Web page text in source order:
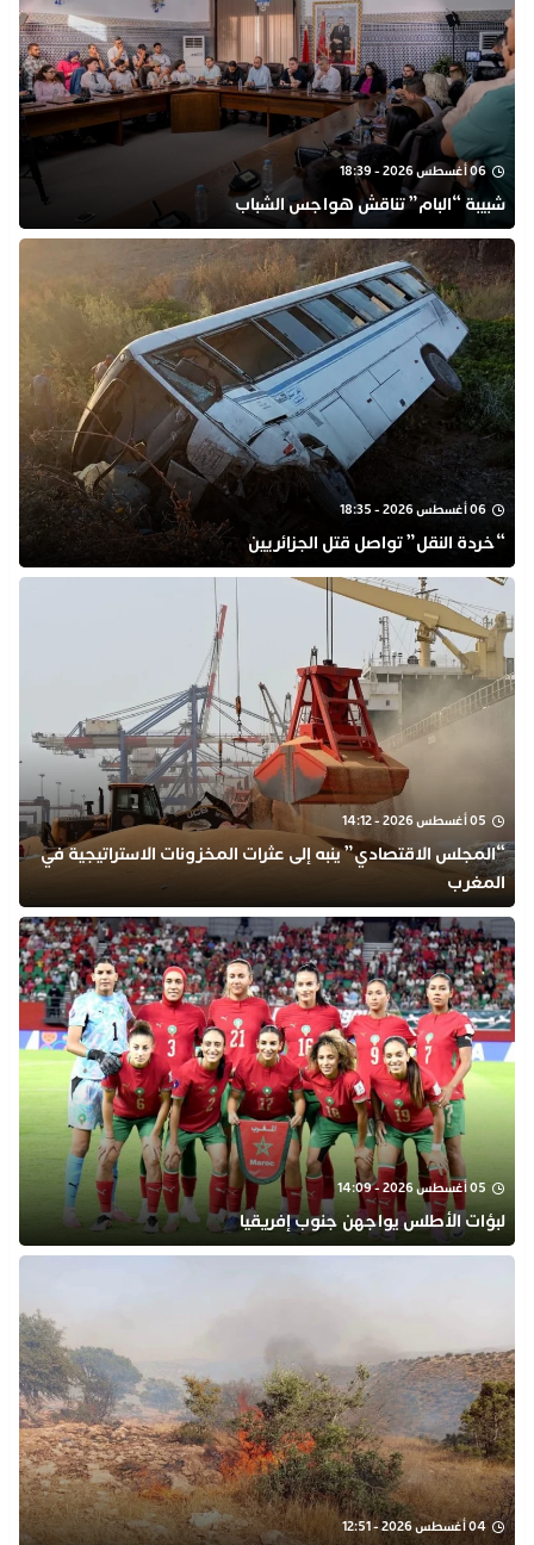
06 أغسطس 2026 - 18:39
شبيبة “البام” تناقش هواجس الشباب
06 أغسطس 2026 - 18:35
“خردة النقل” تواصل قتل الجزائريين
05 أغسطس 2026 - 14:12
“المجلس الاقتصادي” ينبه إلى عثرات المخزونات الاستراتيجية في
المغرب
05 أغسطس 2026 - 14:09
لبؤات الأطلس يواجهن جنوب إفريقيا
04 أغسطس 2026 - 12:51